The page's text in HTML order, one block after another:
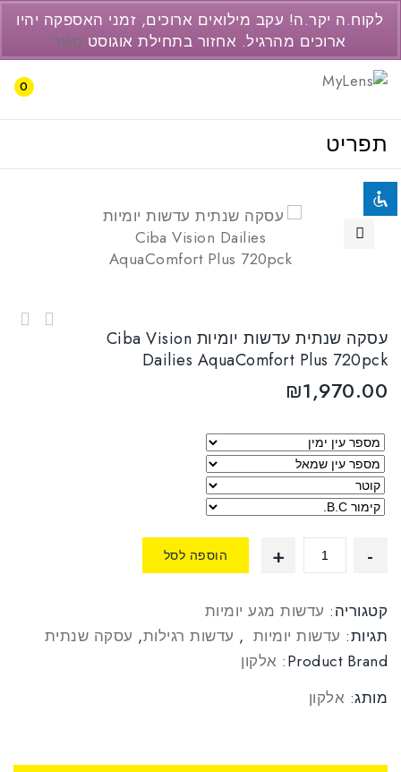
visibility_off
settings
zoom_out זום (הקטנה)
remove_circle_outline הקטנת גופן
add_circle_outline הגדלת גופן
brightness_low ניגודיות כהה
format_underlined
לאפס
את
כל
האפשרויות
cached
077-3446237
support@pc2.co.il
0
תפריט
עסקה שנתית עדשות יומיות Ciba Vision
Dailies AquaComfort Plus 720pck
₪1,970.00
הוספה לסל
קטגוריה: עדשות מגע יומיות
תגיות: עדשות יומיות , עדשות רגילות, עסקה שנתית
Product Brand: אלקון
מותג: אלקון
לקוח.ה יקר.ה! עקב מילואים ארוכים, זמני האספקה יהיו
ארוכים מהרגיל. אחזור בתחילת אוגוסט סגור